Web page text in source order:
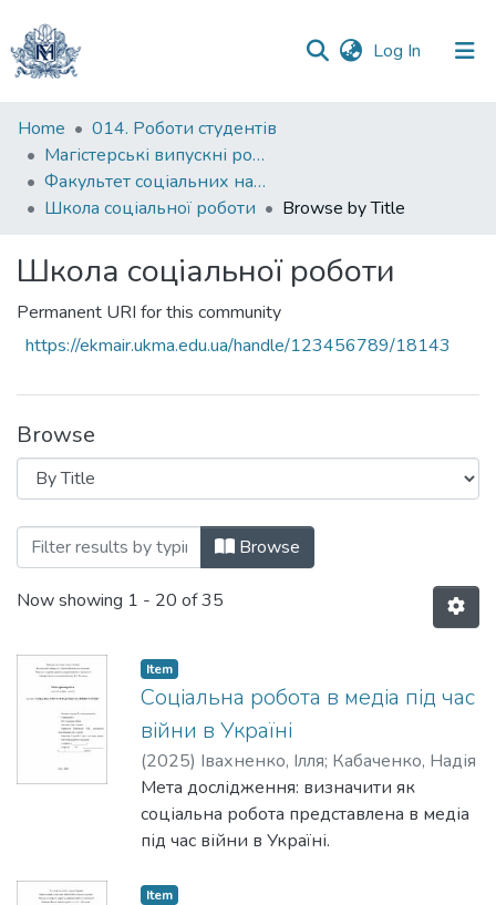
Log In (current)
Communities
&
Collections
Home
014. Роботи студентів
Магістерські випускні роботи
Факультет соціальних наук і соціальних технологій
Школа соціальної роботи
Browse by Title
Школа соціальної роботи
Permanent URI for this community
https://ekmair.ukma.edu.ua/handle/123456789/18143
Browse
Browsing Школа соціальної роботи by
Browse
Now showing 1 - 20 of 35
Item
Cоціальна робота в медіа під час
війни в Україні
(2025) Івахненко, Ілля; Кабаченко, Надія
Мета дослідження: визначити як
соціальна робота представлена в медіа
під час війни в Україні.
Item